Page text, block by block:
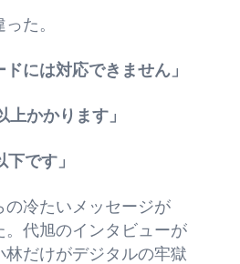
た。
ドには対応できません」
上かかります」
下です」
の冷たいメッセージが
。代旭のインタビューが
林だけがデジタルの牢獄